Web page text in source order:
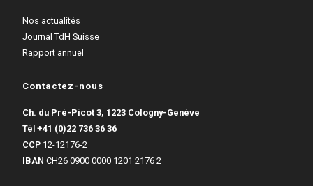
Nos actualités
Journal TdH Suisse
Rapport annuel
Contactez-nous
Ch. du Pré-Picot 3, 1223 Cologny-Genève
Tél +41 (0)22 736 36 36
CCP 12-12176-2
IBAN CH26 0900 0000 1201 2176 2